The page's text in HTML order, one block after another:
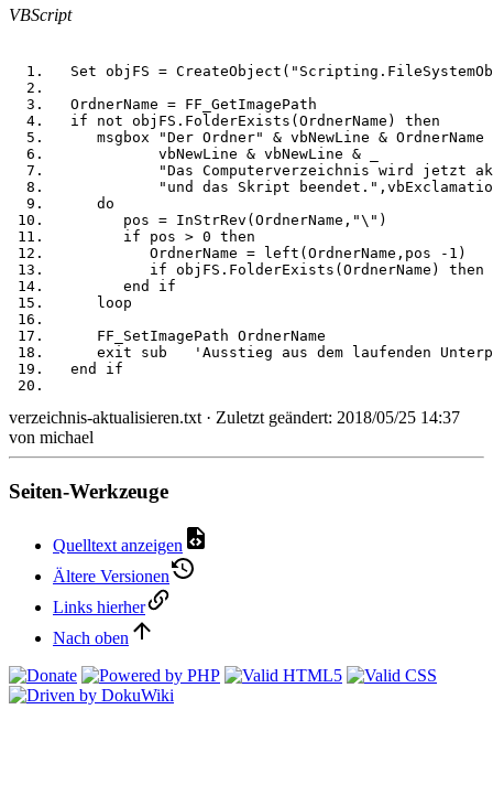
VBScript
Set objFS = CreateObject (
  OrdnerName
= FF_GetImagePath
if
not objFS.FolderExists(OrdnerName) then
msgbox
"Der Ordner" & vbNewLine & OrdnerName
vbNewLine & vbNewLine &
"Das Computerverzeichnis wird jetzt
"und das Skript beendet."
do
        pos
= InStrRev (OrdnerName, "\" )
if pos > 0 then
           OrdnerName
= left (OrdnerName,pos - 1 )
if objFS.FolderExists(OrdnerName) then
end
if
loop
     FF_SetImagePath OrdnerName
exit
sub
'Ausstieg aus dem laufenden
end
if
verzeichnis-aktualisieren.txt · Zuletzt geändert: 2018/05/25 14:37
von michael
Seiten-Werkzeuge
Quelltext anzeigen
Ältere Versionen
Links hierher
Nach oben